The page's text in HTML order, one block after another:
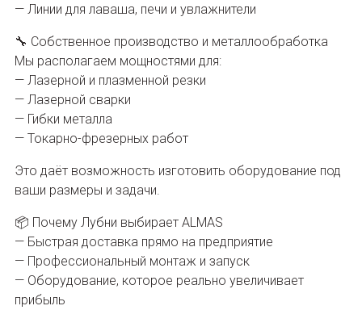
— Линии для лаваша, печи и увлажнители
🔧 Собственное производство и металлообработка
Мы располагаем мощностями для:
— Лазерной и плазменной резки
— Лазерной сварки
— Гибки металла
— Токарно-фрезерных работ
Это даёт возможность изготовить оборудование под
ваши размеры и задачи.
📦 Почему Лубни выбирает ALMAS
— Быстрая доставка прямо на предприятие
— Профессиональный монтаж и запуск
— Оборудование, которое реально увеличивает
прибыль